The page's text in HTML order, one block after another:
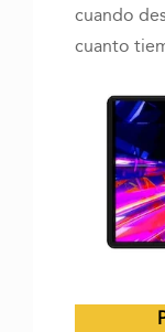
cuando
cuanto